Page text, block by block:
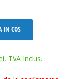
IN COS
TVA Inclus.